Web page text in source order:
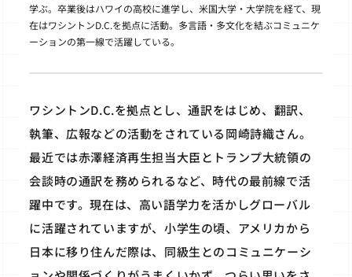
学ぶ。卒業後はハワイの高校に進学し、米国大学・大学院を経て、現
在はワシントンD.C.を拠点に活動。多言語・多文化を結ぶコミュニケ
ーションの第一線で活躍している。
ワシントンD.C.を拠点とし、通訳をはじめ、翻訳、
執筆、広報などの活動をされている岡崎詩織さん。
最近では赤澤経済再生担当大臣とトランプ大統領の
会談時の通訳を務められるなど、時代の最前線で活
躍中です。現在は、高い語学力を活かしグローバル
に活躍されていますが、小学生の頃、アメリカから
日本に移り住んだ際は、同級生とのコミュニケーシ